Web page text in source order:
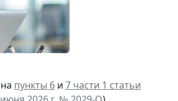
пункты 6 и 7 части 1 статьи